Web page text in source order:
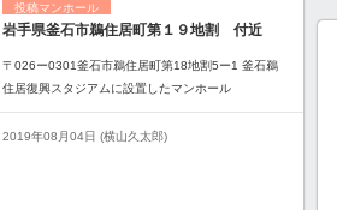
投稿マンホール
岩手県釜石市鵜住居町第１９地割 付近
〒026ー0301釜石市鵜住居町第18地割5ー1 釜石鵜
住居復興スタジアムに設置したマンホール
2019年08月04日 (横山久太郎)